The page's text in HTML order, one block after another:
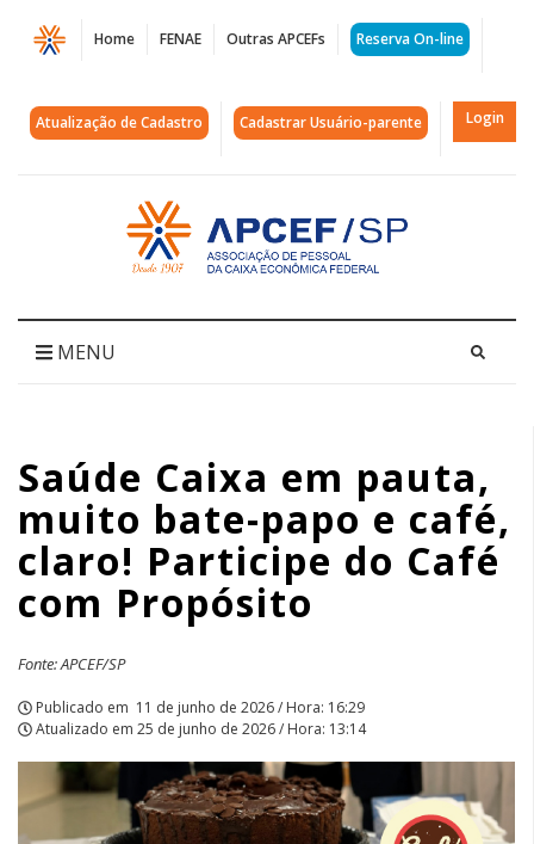
Página
Saúde
Caixa
papo
claro!
Participe
do
Café
com
Propósito
|
APCEF/SP
Home FENAE Outras APCEFs Reserva On-line
Atualização de Cadastro Cadastrar Usuário-parente Login
Acessar
página
inicial
MENU
Saúde Caixa em pauta,
muito bate-papo e café,
claro! Participe do Café
com Propósito
Fonte: APCEF/SP
Publicado em 11 de junho de 2026 / Hora: 16:29
Atualizado em 25 de junho de 2026 / Hora: 13:14